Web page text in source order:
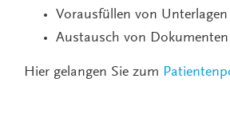
Vorausfüllen von Unterlagen
Austausch von Dokumenten
Hier gelangen Sie zum